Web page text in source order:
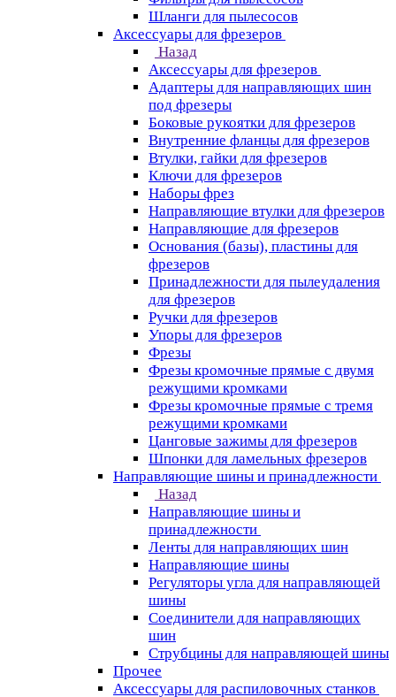
Шланги для пылесосов
Аксессуары для фрезеров
Назад
Аксессуары для фрезеров
Адаптеры для направляющих шин
под фрезеры
Боковые рукоятки для фрезеров
Внутренние фланцы для фрезеров
Втулки, гайки для фрезеров
Ключи для фрезеров
Наборы фрез
Направляющие втулки для фрезеров
Направляющие для фрезеров
Основания (базы), пластины для
фрезеров
Принадлежности для пылеудаления
для фрезеров
Ручки для фрезеров
Упоры для фрезеров
Фрезы
Фрезы кромочные прямые с двумя
режущими кромками
Фрезы кромочные прямые с тремя
режущими кромками
Цанговые зажимы для фрезеров
Шпонки для ламельных фрезеров
Направляющие шины и принадлежности
Назад
Направляющие шины и
принадлежности
Ленты для направляющих шин
Направляющие шины
Регуляторы угла для направляющей
шины
Соединители для направляющих
шин
Струбцины для направляющей шины
Прочее
Аксессуары для распиловочных станков